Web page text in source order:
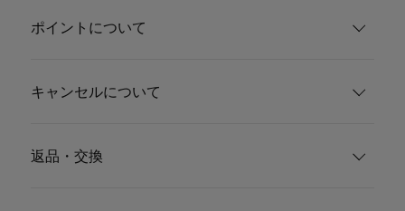
ポイントについて
キャンセルについて
返品・交換